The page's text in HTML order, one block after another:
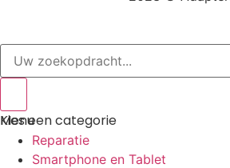
Menu
Kies een categorie
Reparatie
Smartphone en Tablet